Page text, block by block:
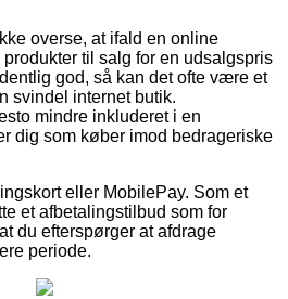
overse, at ifald en online
til salg for en udsalgspris
god, så kan det ofte være et
svindel internet butik.
mindre inkluderet i en
dig som køber imod bedrageriske
eller MobilePay. Som et
et afbetalingstilbud som for
du efterspørger at afdrage
periode.